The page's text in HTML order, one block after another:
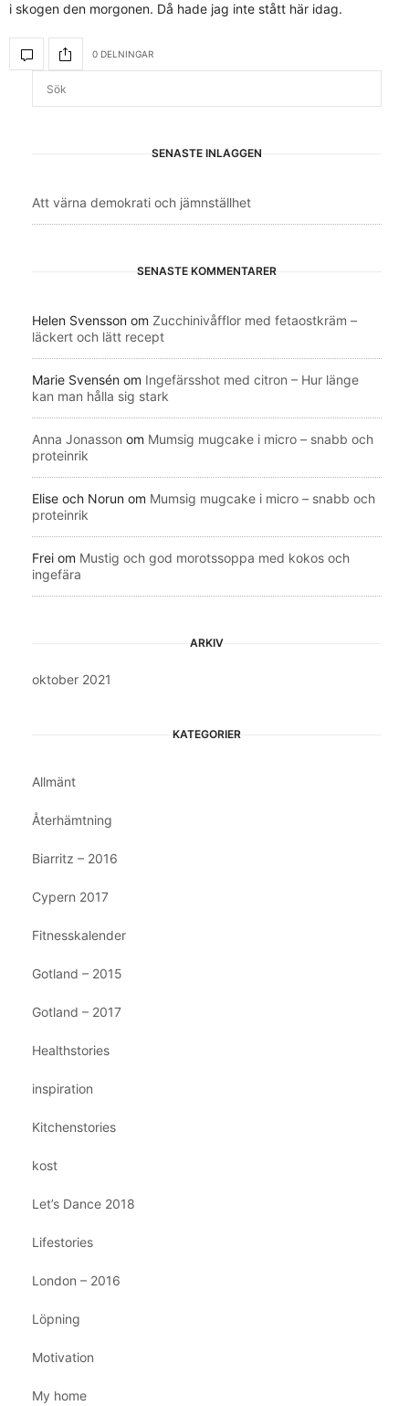
i skogen den morgonen. Då hade jag inte stått här idag.
0 DELNINGAR
SENASTE INLÄGGEN
Att värna demokrati och jämnställhet
SENASTE KOMMENTARER
Helen Svensson om Zucchinivåfflor med fetaostkräm –
läckert och lätt recept
Marie Svensén om Ingefärsshot med citron – Hur länge
kan man hålla sig stark
Anna Jonasson om Mumsig mugcake i micro – snabb och
proteinrik
Elise och Norun om Mumsig mugcake i micro – snabb och
proteinrik
Frei om Mustig och god morotssoppa med kokos och
ingefära
ARKIV
oktober 2021
KATEGORIER
Allmänt
Återhämtning
Biarritz – 2016
Cypern 2017
Fitnesskalender
Gotland – 2015
Gotland – 2017
Healthstories
inspiration
Kitchenstories
kost
Let’s Dance 2018
Lifestories
London – 2016
Löpning
Motivation
My home